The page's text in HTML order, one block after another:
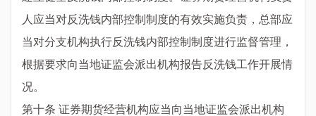
人应当对反洗钱内部控制制度的有效实施负责，总部应
当对分支机构执行反洗钱内部控制制度进行监督管理，
根据要求向当地证监会派出机构报告反洗钱工作开展情
况。
第十条 证券期货经营机构应当向当地证监会派出机构